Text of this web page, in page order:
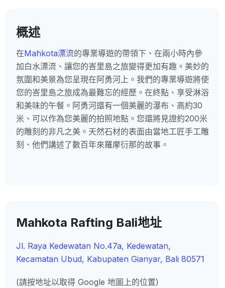
概述
在Mahkota漂流的專業導遊的帶領下、在兩小時內參
加白水漂流、讓您的峇里島之旅變得更加有趣。美妙的
氛圍和美景為您呈現在阿勇河上。我們的專業導遊將使
您的峇里島之旅成為最難忘的經歷。在終點、享受淋浴
和美味的午餐。阿勇河還有一個美麗的瀑布、高約30
米、可以作為您美麗的拍照地點。您還將見證約200米
的雕刻的非凡之美。天然石材的表面由當地工匠手工雕
刻、他們講述了數百年來羅摩衍那的故事。
Mahkota Rafting Bali地址
Jl. Raya Kedewatan No.47a, Kedewatan,
Kecamatan Ubud, Kabupaten Gianyar, Bali 80571
(請按地址以取得 Google 地圖上的位置)